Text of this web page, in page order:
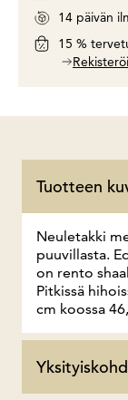
14 päivän
15 %
Tuotteen
Neuletakki
puuvillasta.
on rento
Pitkissä
cm koossa